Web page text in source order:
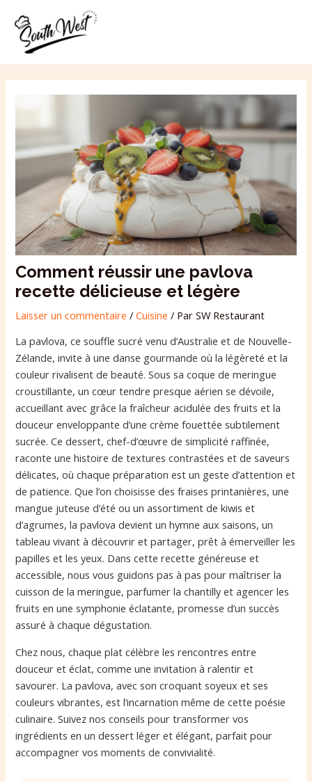
contenu
Comment réussir une pavlova
recette délicieuse et légère
Laisser un commentaire /Cuisine / ParSW Restaurant
La pavlova, ce souffle sucré venu d’Australie et de Nouvelle-
Zélande, invite à une danse gourmande où la légèreté et la
couleur rivalisent de beauté. Sous sa coque de meringue
croustillante, un cœur tendre presque aérien se dévoile,
accueillant avec grâce la fraîcheur acidulée des fruits et la
douceur enveloppante d’une crème fouettée subtilement
sucrée. Ce dessert, chef-d’œuvre de simplicité raffinée,
raconte une histoire de textures contrastées et de saveurs
délicates, où chaque préparation est un geste d’attention et
de patience. Que l’on choisisse des fraises printanières, une
mangue juteuse d’été ou un assortiment de kiwis et
d’agrumes, la pavlova devient un hymne aux saisons, un
tableau vivant à découvrir et partager, prêt à émerveiller les
papilles et les yeux. Dans cette recette généreuse et
accessible, nous vous guidons pas à pas pour maîtriser la
cuisson de la meringue, parfumer la chantilly et agencer les
fruits en une symphonie éclatante, promesse d’un succès
assuré à chaque dégustation.
Chez nous, chaque plat célèbre les rencontres entre
douceur et éclat, comme une invitation à ralentir et
savourer. La pavlova, avec son croquant soyeux et ses
couleurs vibrantes, est l’incarnation même de cette poésie
culinaire. Suivez nos conseils pour transformer vos
ingrédients en un dessert léger et élégant, parfait pour
accompagner vos moments de convivialité.